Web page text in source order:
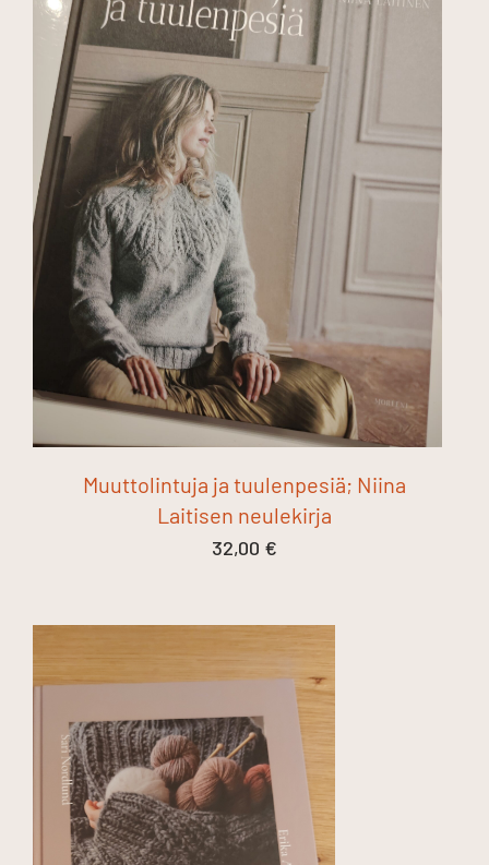
Muuttolintuja ja tuulenpesiä; Niina
Laitisen neulekirja
32,00 €